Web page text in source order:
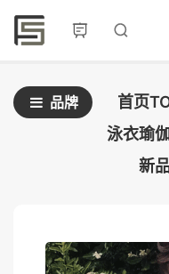
品牌 首页
泳衣瑜伽
新